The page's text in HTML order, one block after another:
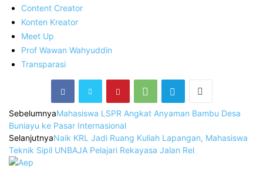
Content Creator
Konten Kreator
Meet Up
Prof Wawan Wahyuddin
Transparasi
SebelumnyaMahasiswa LSPR Angkat Anyaman Bambu Desa
Buniayu ke Pasar Internasional
SelanjutnyaNaik KRL Jadi Ruang Kuliah Lapangan, Mahasiswa
Teknik Sipil UNBAJA Pelajari Rekayasa Jalan Rel